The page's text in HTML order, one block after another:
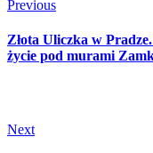
Previous
Złota Uliczka w
życie pod murami
Next